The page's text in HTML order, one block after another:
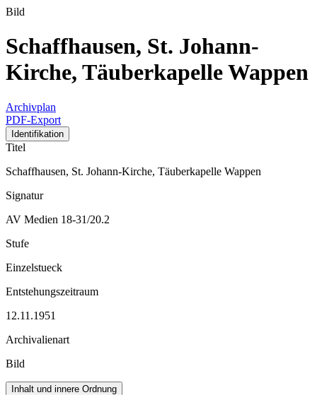
Bild
Schaffhausen, St. Johann-
Kirche, Täuberkapelle Wappen
Archivplan
PDF-Export
Identifikation
Titel
Schaffhausen, St. Johann-Kirche, Täuberkapelle Wappen
Signatur
AV Medien 18-31/20.2
Stufe
Einzelstueck
Entstehungszeitraum
12.11.1951
Archivalienart
Bild
Inhalt und innere Ordnung